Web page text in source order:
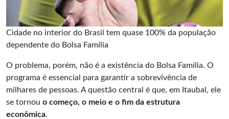
Cidade no interior do Brasil tem quase 100% da população
dependente do Bolsa Família
O problema, porém, não é a existência do Bolsa Família. O
programa é essencial para garantir a sobrevivência de
milhares de pessoas. A questão central é que, em Itaubal, ele
se tornou o começo, o meio e o fim da estrutura
econômica.